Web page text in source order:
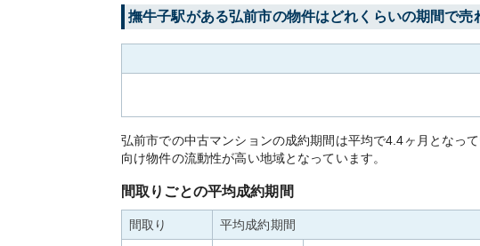
撫牛子駅がある弘前市の物件はどれくらいの期間で売
弘前市での中古マンションの成約期間は平均で4.4ヶ月となっ
向け物件の流動性が高い地域となっています。
間取りごとの平均成約期間
間取り 平均成約期間